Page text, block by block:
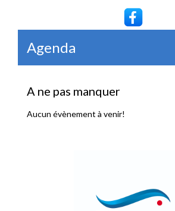
Agenda
A ne pas manquer
Aucun évènement à venir!